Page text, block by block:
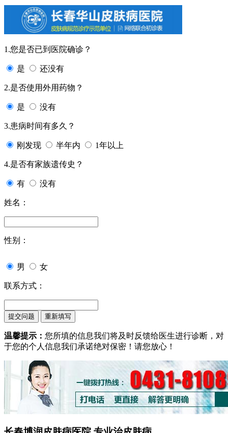
1.您是否已到医院确诊？
是 还没有
2.是否使用外用药物？
是 没有
3.患病时间有多久？
刚发现 半年内 1年以上
4.是否有家族遗传史？
有 没有
姓名：
性别：
男 女
联系方式：
温馨提示： 您所填的信息我们将及时反馈给医生进行诊断，对
于您的个人信息我们承诺绝对保密！请您放心！